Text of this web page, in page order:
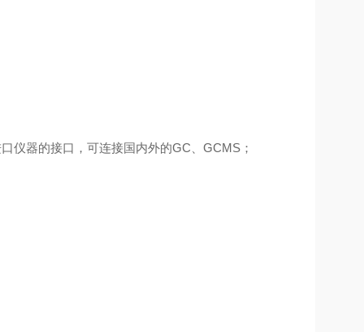
仪器的接口， 可连接国内外的GC GCMS；